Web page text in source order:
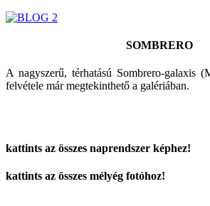
SOMBRERO
A nagyszerű, térhatású Sombrero-galaxis
felvétele már megtekinthető a galériában.
kattints az összes naprendszer képhez!
kattints az összes mélyég fotóhoz!